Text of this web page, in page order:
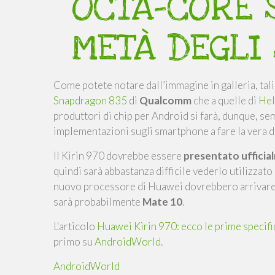
METÀ DEGLI
Come potete notare dall’immagine in galleria,
Snapdragon 835 di Qualcomm che a quelle di
produttori di chip per Android si farà, dunque,
implementazioni sugli smartphone a fare la vera
Il Kirin 970 dovrebbe essere presentato
quindi sarà abbastanza difficile vederlo
nuovo processore di Huawei dovrebbero
sarà probabilmente Mate 10.
L'articolo Huawei Kirin 970: ecco le prime
primo suAndroidWorld.
AndroidWorld